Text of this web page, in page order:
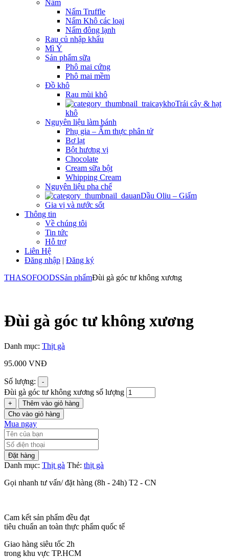
Nấm
Nấm Truffle
Nấm Khô các loại
Nấm đông lạnh
Rau củ nhập khẩu
Mì Ý
Sản phẩm sữa
Phô mai cứng
Phô mai mềm
Đồ khô
Rau mùi khô
Trái cây & hạt
khô
Nguyên liệu làm bánh
Phụ gia – Ẩm thực phân tử
Bơ lạt
Bột hương vị
Chocolate
Cream sữa bột
Whipping Cream
Nguyên liệu pha chế
Dầu Oliu – Giấm
Gia vị và nước sốt
Thông tin
Về chúng tôi
Tin tức
Hỗ trợ
Liên Hệ
Đăng nhập | Đăng ký
THASOFOODSSản phẩmĐùi gà góc tư không xương
Đùi gà góc tư không xương
Danh mục: Thịt gà
95.000 VNĐ
Số lượng: -
Đùi gà góc tư không xương số lượng
+
Thêm vào giỏ hàng
Cho vào giỏ hàng
Mua ngay
Đặt hàng
Danh mục: Thịt gà Thẻ: thịt gà
Gọi nhanh tư vấn/ đặt hàng (8h - 24h) T2 - CN
Cam kết sản phẩm đều đạt
tiêu chuẩn an toàn thực phẩm quốc tế
Giao hàng siêu tốc 2h
trong khu vực TP.HCM